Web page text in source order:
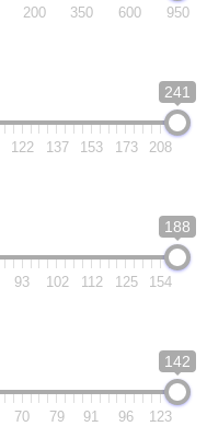
200 350 600 950
241
122 137 153 173 208
188
93 102 112 125 154
142
70 79 91 96 123